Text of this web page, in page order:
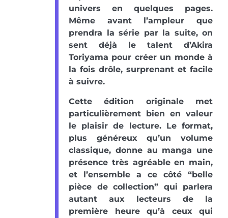
univers en quelques pages.
Même avant l’ampleur que
prendra la série par la suite, on
sent déjà le talent d’Akira
Toriyama pour créer un monde à
la fois drôle, surprenant et facile
à suivre.
Cette édition originale met
particulièrement bien en valeur
le plaisir de lecture. Le format,
plus généreux qu’un volume
classique, donne au manga une
présence très agréable en main,
et l’ensemble a ce côté “belle
pièce de collection” qui parlera
autant aux lecteurs de la
première heure qu’à ceux qui